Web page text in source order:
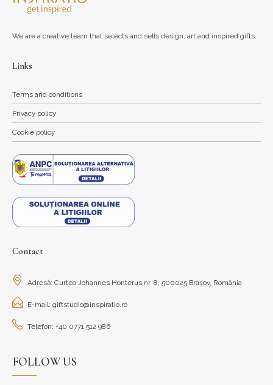
We are a creative team that selects and sells design, art and inspired gifts.
Links
Terms and conditions
Privacy policy
Cookie policy
Contact
Adresă: Curtea Johannes Honterus nr. 8, 500025 Brașov, România
E-mail: giftstudio@inspiratio.ro
Telefon: +40 0771 512 986
FOLLOW US